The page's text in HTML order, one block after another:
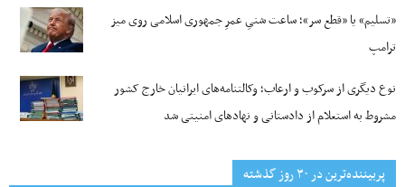
«تسلیم» یا «قطع سر»؛ ساعت شنیِ عمرِ جمهوری اسلامی روی میز
ترامپ
نوع دیگری از سرکوب و ارعاب؛ وکالتنامه‌های ایرانیان خارج کشور
مشروط به استعلام از دادستانی و نهادهای امنیتی شد
پربیننده‌ترین‌ در ۳۰ روز گذشته